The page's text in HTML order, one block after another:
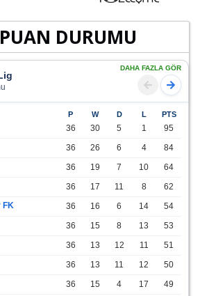
DURUMU
DAHA FAZLA GÖR
P W D L PTS
36 30 5 1
95
36 26 6 4
84
36 19 7 10
64
36 17 11 8
62
FK 36 16 6 14
54
36 15 8 13
53
36 13 12 11
51
36 13 11 12
50
36 15 4 17 49